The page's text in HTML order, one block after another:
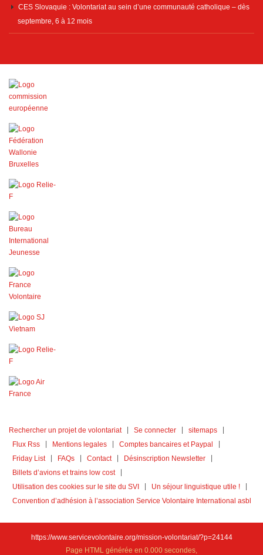
CES Slovaquie : Volontariat au sein d’une communauté catholique – dès
septembre, 6 à 12 mois
Rechercher un projet de volontariat Se connecter
sitemaps
Flux Rss
Mentions legales
Comptes bancaires et Paypal
Friday List
FAQs Contact
Désinscription Newsletter
Billets d’avions et trains low cost
Utilisation des cookies sur le site du SVI
Un séjour linguistique utile !
Convention d’adhésion à l’association Service Volontaire International asbl
https://www.servicevolontaire.org/mission-volontariat/?p=24144
Page HTML générée en 0.000 secondes,